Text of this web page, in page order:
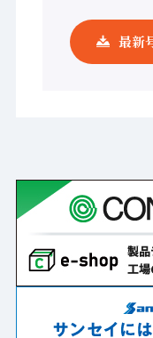
最新